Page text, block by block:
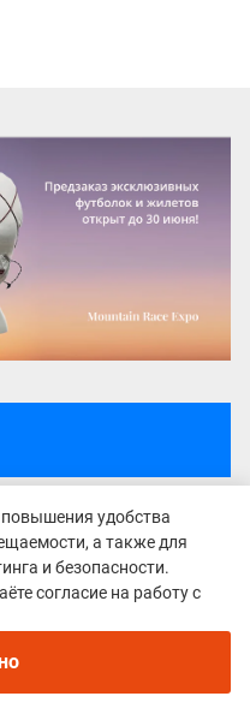
удобства
а также для
и безопасности.
согласие на работу с